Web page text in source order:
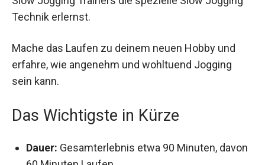
Slow Jogging Trainers die spezielle Slow Jogging
Mache das Laufen zu deinem neuen Hobby und
erfahre, wie angenehm und wohltuend Jogging
Das Wichtigste in Kürze
Dauer: Gesamterlebnis etwa 90 Minuten,